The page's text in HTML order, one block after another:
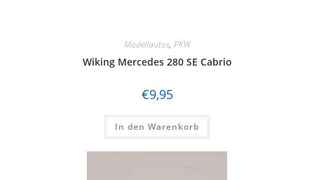
Modellautos, PKW
Wiking Mercedes 280 SE Cabrio
€9,95
In den Warenkorb